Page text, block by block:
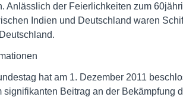
Anlässlich der Feierlichkeiten zum
Indien und Deutschland waren
hat am 1. Dezember 2011
signifikanten Beitrag an der Bekämpfung